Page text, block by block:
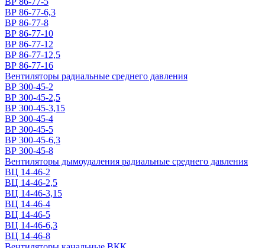
ВР 86-77-6,3
ВР 86-77-8
ВР 86-77-10
ВР 86-77-12
ВР 86-77-12,5
ВР 86-77-16
Вентиляторы радиальные среднего давления
ВР 300-45-2
ВР 300-45-2,5
ВР 300-45-3,15
ВР 300-45-4
ВР 300-45-5
ВР 300-45-6,3
ВР 300-45-8
Вентиляторы дымоудаления радиальные среднего давления
ВЦ 14-46-2
ВЦ 14-46-2,5
ВЦ 14-46-3,15
ВЦ 14-46-4
ВЦ 14-46-5
ВЦ 14-46-6,3
ВЦ 14-46-8